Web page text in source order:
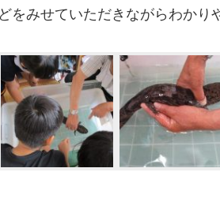
をみせていただきながらわかり